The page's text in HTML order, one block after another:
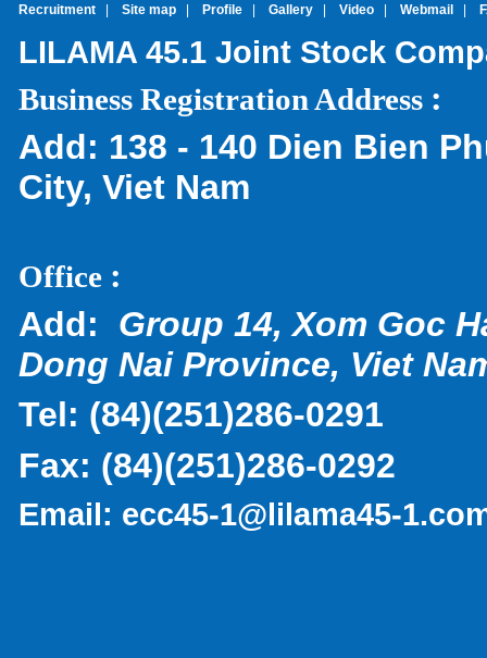
Recruitment Site map Profile Gallery Video Webmail
LILAMA 45.1 Joint Stock
Business Registration Address :
Add: 138 - 140 Dien Bien
City, Viet Nam
Office :
Add: Group 14, Xom Goc
Dong Nai Province, Viet
Tel: (84)(251)286-0291
Fax: (84)(251)286-0292
Email: ecc45-1@lilama45-